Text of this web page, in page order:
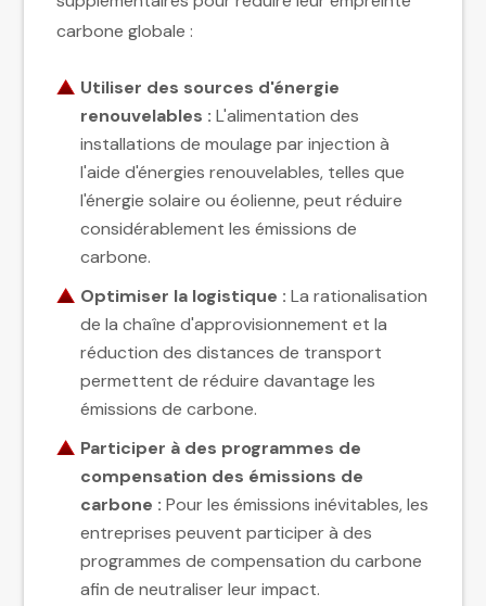
carbone globale :
Utiliser des sources d'énergie
renouvelables : L'alimentation des
installations de moulage par injection à
l'aide d'énergies renouvelables, telles que
l'énergie solaire ou éolienne, peut réduire
considérablement les émissions de
carbone.
Optimiser la logistique : La rationalisation
de la chaîne d'approvisionnement et la
réduction des distances de transport
permettent de réduire davantage les
émissions de carbone.
Participer à des programmes de
compensation des émissions de
carbone : Pour les émissions inévitables, les
entreprises peuvent participer à des
programmes de compensation du carbone
afin de neutraliser leur impact.